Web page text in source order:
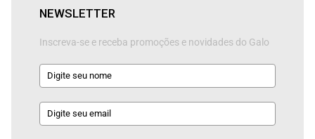
NEWSLETTER
Inscreva-se e receba promoções e novidades do Galo